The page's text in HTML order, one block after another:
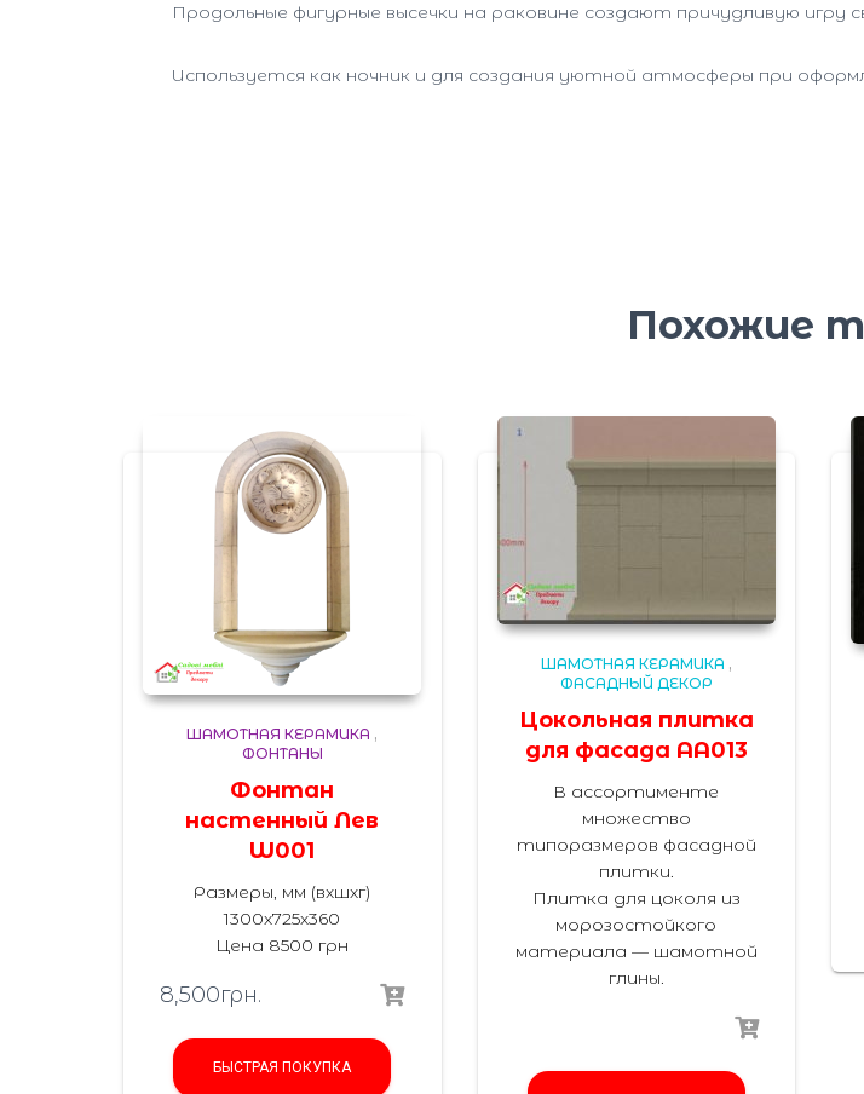
Продольные фигурные высечки на раковине создают причудливую игру
Используется как ночник и для создания уютной атмосферы при
Похожие
ШАМОТНАЯ КЕРАМИКА ,
ФОНТАНЫ
Фонтан
настенный Лев
W001
Размеры, мм (вхшхг)
1300х725х360
Цена 8500 грн
8,500грн.
БЫСТРАЯ ПОКУПКА
ШАМОТНАЯ КЕРАМИКА ,
ФАСАДНЫЙ ДЕКОР
Цокольная плитка
для фасада AA013
В ассортименте
множество
типоразмеров фасадной
плитки.
Плитка для цоколя из
морозостойкого
материала — шамотной
глины.